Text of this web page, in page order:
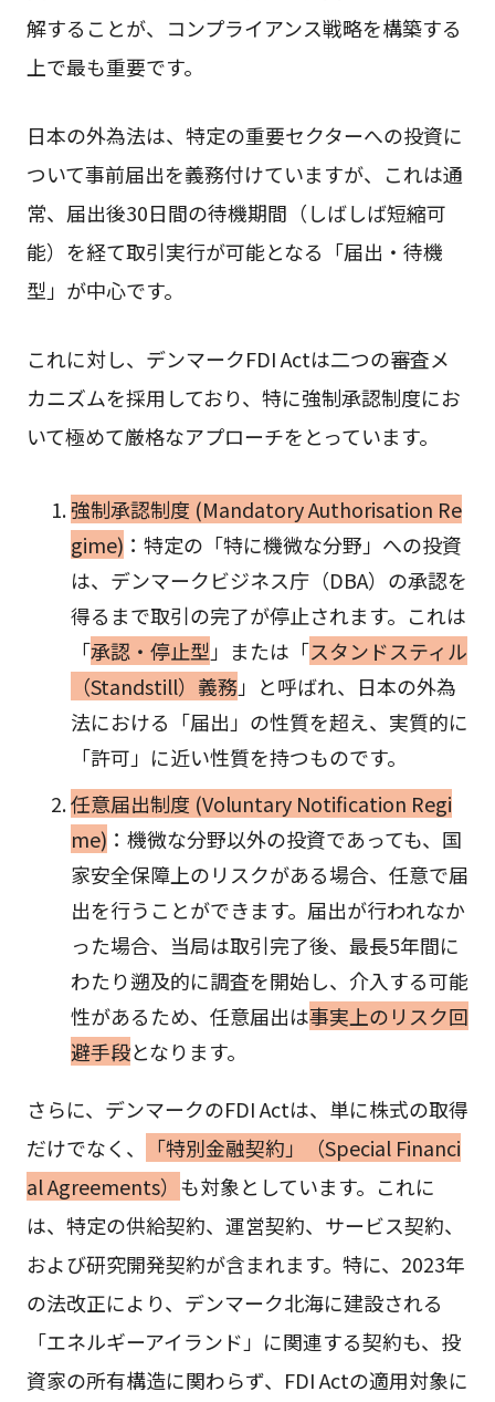
解することが、コンプライアンス戦略を構築する
上で最も重要です。
日本の外為法は、特定の重要セクターへの投資に
ついて事前届出を義務付けていますが、これは通
常、届出後30日間の待機期間（しばしば短縮可
能）を経て取引実行が可能となる「届出・待機
型」が中心です。
これに対し、デンマークFDI Actは二つの審査メ
カニズムを採用しており、特に強制承認制度にお
いて極めて厳格なアプローチをとっています。
強制承認制度 (Mandatory Authorisation Re
gime) ：特定の「特に機微な分野」への投資
は、デンマークビジネス庁（DBA）の承認を
得るまで取引の完了が停止されます。これは
「承認・停止型 」または「スタンドスティル
（Standstill）義務 」と呼ばれ、日本の外為
法における「届出」の性質を超え、実質的に
「許可」に近い性質を持つものです。
任意届出制度 (Voluntary Notification Regi
me) ：機微な分野以外の投資であっても、国
家安全保障上のリスクがある場合、任意で届
出を行うことができます。届出が行われなか
った場合、当局は取引完了後、最長5年間に
わたり遡及的に調査を開始し、介入する可能
性があるため、任意届出は事実上のリスク回
避手段となります。
さらに、デンマークのFDI Actは、単に株式の取得
だけでなく、
「特別金融契約」（Special Financi
al Agreements） も対象としています。これに
は、特定の供給契約、運営契約、サービス契約、
および研究開発契約が含まれます。特に、2023年
の法改正により、デンマーク北海に建設される
「エネルギーアイランド」に関連する契約も、投
資家の所有構造に関わらず、FDI Actの適用対象に